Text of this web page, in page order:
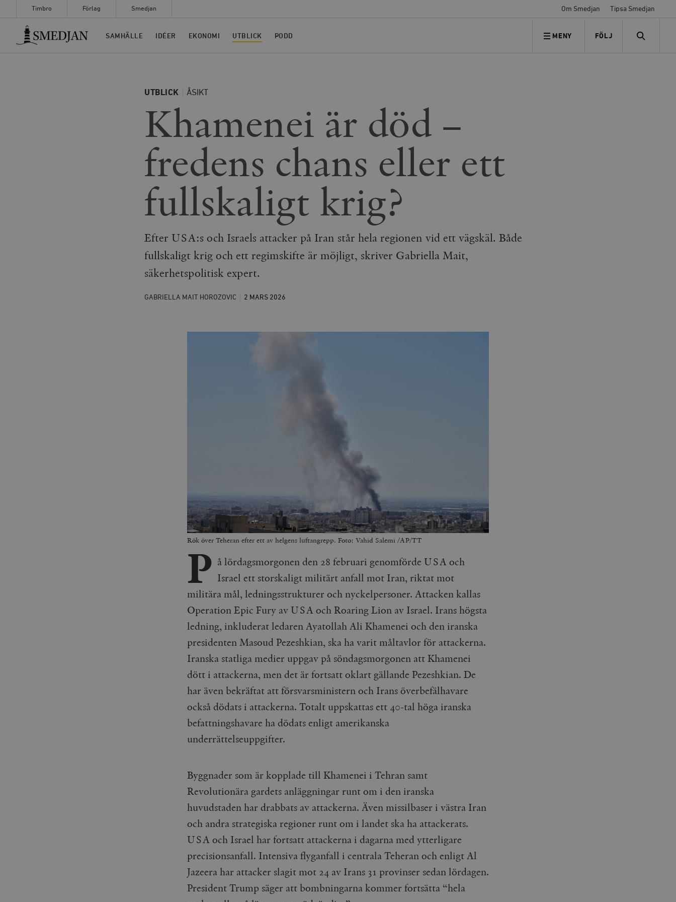
Timbro Förlag Smedjan Om Smedjan Tipsa Smedjan
Timbro
SAMHÄLLE IDÉER EKONOMI UTBLICK PODD MENY FÖLJ
FÖLJ OSS SEARCH
UTBLICK ÅSIKT
Khamenei är död –
fredens chans eller ett
fullskaligt krig?
Efter USA:s och Israels attacker på Iran står hela regionen vid ett vägskäl. Både
fullskaligt krig och ett regimskifte är möjligt, skriver Gabriella Mait,
säkerhetspolitisk expert.
GABRIELLA MAIT HOROZOVIC 2 MARS 2026
Rök över Teheran efter ett av helgens luftangrepp. Foto: Vahid Salemi /AP/TT
P å lördagsmorgonen den 28 februari genomförde USA och
Israel ett storskaligt militärt anfall mot Iran, riktat mot
militära mål, ledningsstrukturer och nyckelpersoner. Attacken kallas
Operation Epic Fury av USA och Roaring Lion av Israel. Irans högsta
ledning, inkluderat ledaren Ayatollah Ali Khamenei och den iranska
presidenten Masoud Pezeshkian, ska ha varit måltavlor för attackerna.
Iranska statliga medier uppgav på söndagsmorgonen att Khamenei
dött i attackerna, men det är fortsatt oklart gällande Pezeshkian. De
har även bekräftat att försvarsministern och Irans överbefälhavare
också dödats i attackerna. Totalt uppskattas ett 40-tal höga iranska
befattningshavare ha dödats enligt amerikanska
underrättelseuppgifter.
Byggnader som är kopplade till Khamenei i Tehran samt
Revolutionära gardets anläggningar runt om i den iranska
huvudstaden har drabbats av attackerna. Även missilbaser i västra Iran
och andra strategiska regioner runt om i landet ska ha attackerats.
USA och Israel har fortsatt attackerna i dagarna med ytterligare
precisionsanfall. Intensiva flyganfall i centrala Teheran och enligt Al
Jazeera har attacker slagit mot 24 av Irans 31 provinser sedan lördagen.
President Trump säger att bombningarna kommer fortsätta “hela